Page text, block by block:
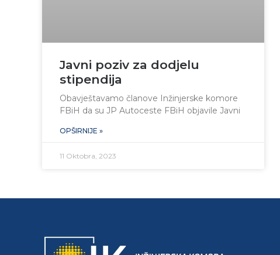
Javni poziv za dodjelu
stipendija
Obavještavamo članove Inžinjerske komore
FBiH da su JP Autoceste FBiH objavile Javni
OPŠIRNIJE »
11 Oktobra, 2023